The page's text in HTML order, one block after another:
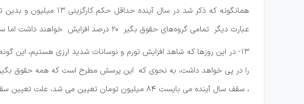
عبارت دیگر تمامی گروه‌های حقوق بگیر 20 درصد افزایش خواهند داشت اما سقف خالص پرداختی و متوسط ماهانه در سال 1404 به 91 میلیون افزایش یافته است.
١٣- در این روزها که شاهد افزایش تورم و نوسانات شدید ارزی هستیم، این
، سقف سال آینده می بایست ٨٤ میلیون تومان تعیین می شد، علت تعیین سقف حقوق 91 میلیون تومانی برای چیست؟